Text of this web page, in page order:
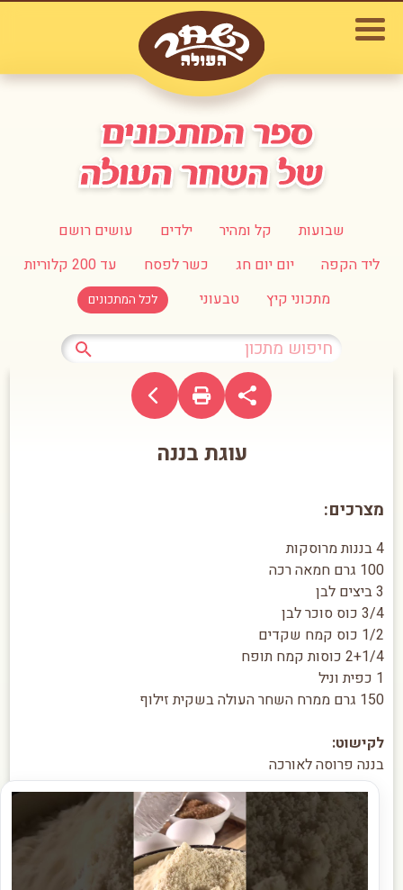
שבועות קל ומהיר ילדים
עושים רושם
ליד הקפה
יום יום חג כשר לפסח
עד 200 קלוריות
מתכוני קיץ
טבעוני לכל המתכונים
עוגת בננה
מצרכים:
4 בננות מרוסקות
100 גרם חמאה רכה
3 ביצים לבן
3/4 כוס סוכר לבן
1/2 כוס קמח שקדים
2+1/4 כוסות קמח תופח
1 כפית וניל
150 גרם ממרח השחר העולה בשקית זילוף
לקישוט:
בננה פרוסה לאורכה